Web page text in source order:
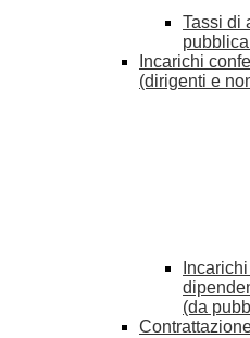
Tassi di
Incarichi
(dirigenti e
(da